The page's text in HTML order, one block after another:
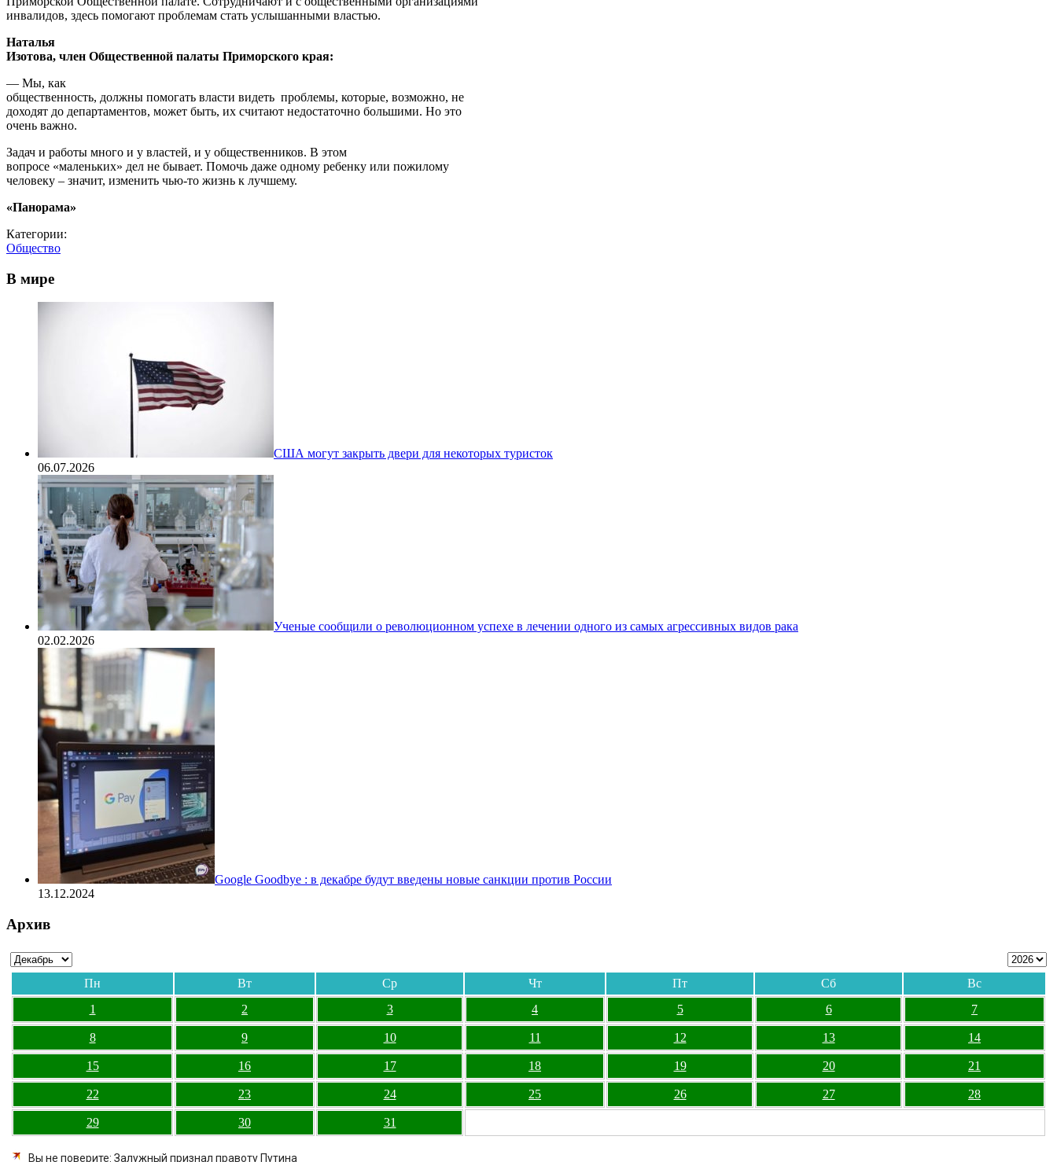
инвалидов, здесь помогают проблемам стать услышанными властью.
Наталья
Изотова, член Общественной палаты Приморского края:
— Мы, как
общественность, должны помогать власти видеть проблемы, которые, возможно, не
доходят до департаментов, может быть, их считают недостаточно большими. Но это
очень важно.
Задач и работы много и у властей, и у общественников. В этом
вопросе «маленьких» дел не бывает. Помочь даже одному ребенку или пожилому
человеку – значит, изменить чью-то жизнь к лучшему.
«Панорама»
Категории:
Общество
В мире
США могут закрыть двери для некоторых туристок
06.07.2026
Ученые сообщили о революционном успехе в лечении одного из самых агрессивных видов рака
02.02.2026
Google Goodbye : в декабре будут введены новые санкции против России
13.12.2024
Архив
Пн Вт Ср Чт Пт Сб
Вс
1
2 3 4 5 6 7
8 9 10 11 12 13 14
15 16 17 18 19 20 21
22 23 24 25 26 27 28
29 30 31
Вы не поверите: Залужный признал правоту Путина